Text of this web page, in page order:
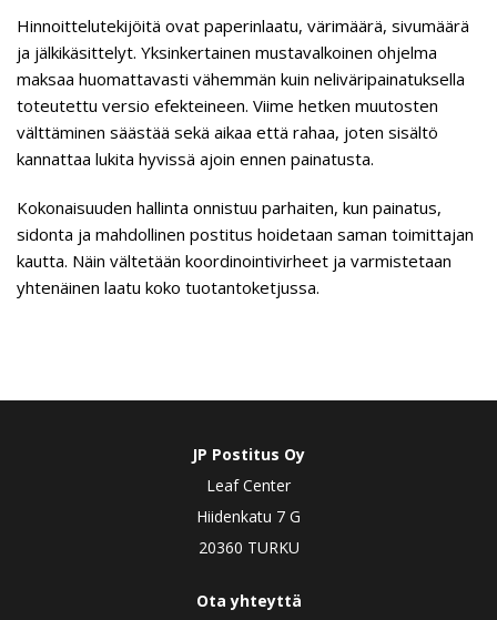
Hinnoittelutekijöitä ovat paperinlaatu, värimäärä, sivumäärä
ja jälkikäsittelyt. Yksinkertainen mustavalkoinen ohjelma
maksaa huomattavasti vähemmän kuin neliväripainatuksella
toteutettu versio efekteineen. Viime hetken muutosten
välttäminen säästää sekä aikaa että rahaa, joten sisältö
kannattaa lukita hyvissä ajoin ennen painatusta.
Kokonaisuuden hallinta onnistuu parhaiten, kun painatus,
sidonta ja mahdollinen postitus hoidetaan saman toimittajan
kautta. Näin vältetään koordinointivirheet ja varmistetaan
yhtenäinen laatu koko tuotantoketjussa.
JP Postitus Oy
Leaf Center
Hiidenkatu 7 G
20360 TURKU
Ota yhteyttä